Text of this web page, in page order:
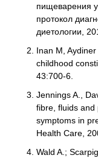
пищеварения
протокол
диетологии,
Inan M,
childhood
43:700-6.
Jennings A.,
fibre, fluids and
symptoms in
Health Care,
Wald A.;